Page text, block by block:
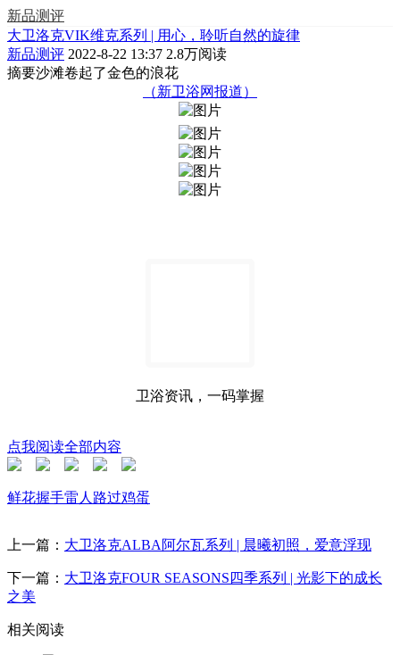
新品测评
大卫洛克VIK维克系列 | 用心，聆听自然的旋律
新品测评 2022-8-22 13:37 2.8万阅读
摘要沙滩卷起了金色的浪花
（新卫浴网报道）
卫浴资讯，一码掌握
点我阅读全部内容
鲜花握手雷人 路过鸡蛋
上一篇： 大卫洛克ALBA阿尔瓦系列 | 晨曦初照，爱意浮现
下一篇： 大卫洛克FOUR SEASONS四季系列 | 光影下的成长
之美
相关阅读